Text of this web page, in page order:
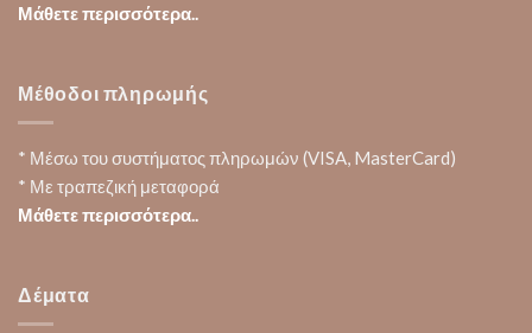
Μάθετε περισσότερα..
Μέθοδοι πληρωμής
* Μέσω του συστήματος πληρωμών (VISA, MasterCard)
* Με τραπεζική μεταφορά
Μάθετε περισσότερα..
Δέματα